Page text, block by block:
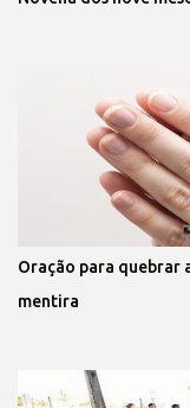
Oração para quebrar
mentira